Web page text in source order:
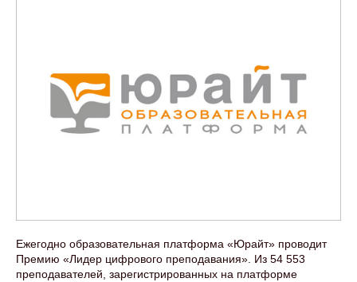
Ежегодно образовательная платформа «Юрайт» проводит
Премию «Лидер цифрового преподавания». Из 54 553
преподавателей, зарегистрированных на платформе